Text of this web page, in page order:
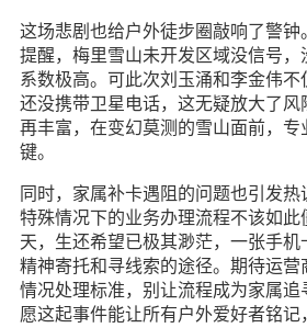
这场悲剧也给户外徒步圈敲响了警钟
提醒，梅里雪山未开发区域没信号，
系数极高。可此次刘玉涌和李金伟不
还没携带卫星电话，这无疑放大了风
再丰富，在变幻莫测的雪山面前，专
键。
同时，家属补卡遇阻的问题也引发热
特殊情况下的业务办理流程不该如
天，生还希望已极其渺茫，一张手机
精神寄托和寻线索的途径。期待运营
情况处理标准，别让流程成为家属追
愿这起事件能让所有户外爱好者铭记